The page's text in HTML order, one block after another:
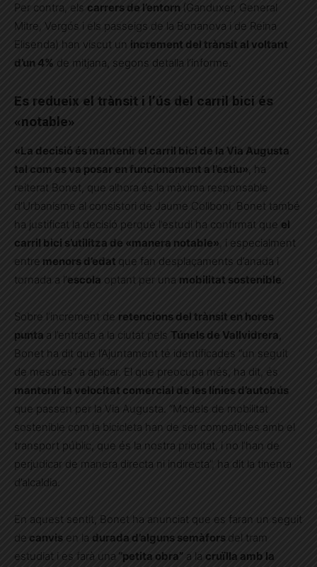
Per contra, els carrers de l’entorn (Ganduxer, General
Mitre, Vergós i els passeigs de la Bonanova i de Reina
Elisenda) han viscut un increment del trànsit al voltant
d’un 4% de mitjana, segons detalla l’informe.
Es redueix el trànsit i l’ús del carril bici és
«notable»
«La decisió és mantenir el carril bici de la Via Augusta
tal com es va posar en funcionament a l’estiu», ha
reiterat Bonet, que alhora és la màxima responsable
d’Urbanisme al consistori de Jaume Collboni. Bonet també
ha justificat la decisió perquè l’estudi ha confirmat que el
carril bici s’utilitza de «manera notable» , i especialment
entre menors d’edat que fan desplaçaments d’anada i
tornada a l’escola optant per una mobilitat sostenible .
Sobre l’increment de retencions del trànsit en hores
punta a l’entrada a la ciutat pels Túnels de Vallvidrera,
Bonet ha dit que l’Ajuntament té identificades “un seguit
de mesures” a aplicar. El que preocupa més, ha dit, és
mantenir la velocitat comercial de les línies d’autobús
que passen per la Via Augusta. “Models de mobilitat
sostenible com la bicicleta han de ser compatibles amb el
transport públic, que és la nostra prioritat, i no l’han de
perjudicar de manera directa ni indirecta”, ha dit la tinenta
d’alcaldia.
En aquest sentit, Bonet ha anunciat que es faran un seguit
de canvis en la durada d’alguns semàfors del tram
estudiat i es farà una “petita obra” a la cruïlla amb la